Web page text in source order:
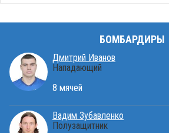
БОМБАРДИРЫ
Дмитрий Иванов
Нападающий
8 мячей
Вадим Зубавленко
Полузащитник